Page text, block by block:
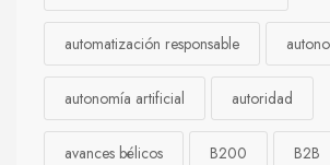
automatización responsable
autonomía artificial autoridad
avances bélicos B200 B2B